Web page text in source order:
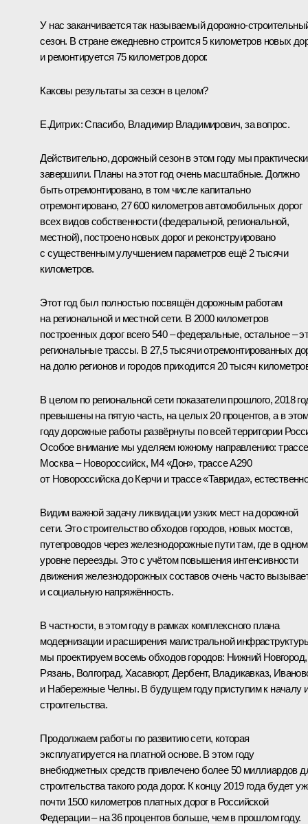
У нас заканчивается так называемый дорожно-
сезон. В стране ежедневно строится 5 километров новых
и ремонтируется 75 километров дорог.
Каковы результаты за сезон в целом?
Е.Дитрих:Спасибо, Владимир Владимирович, за вопрос.
Действительно, дорожный сезон в этом году мы практически
завершили. Планы на этот год очень масштабные. Должно
быть отремонтировано, в том числе капитально
отремонтировано, 27 600 километров автомобильных дорог
всех видов собственности (федеральной, региональной,
местной), построено новых дорог и реконструировано
с существенным улучшением параметров ещё 2 тысячи
километров.
Этот год был полностью посвящён дорожным работам
на региональной и местной сети. В 2000 километров
построенных дорог всего 540 – федеральные, остальное –
региональные трассы. В 27,5 тысячи отремонтированных
на долю регионов и городов приходится 20 тысяч
В целом по региональной сети показатели прошлого, 2018
превышены на пятую часть, на целых 20 процентов, а в
году дорожные работы развёрнуты по всей территории
Особое внимание мы уделяем южному направлению: трассе
Москва – Новороссийск, М4 «Дон», трассе А290
от Новороссийска до Керчи и трассе «Таврида»,
Видим важной задачу ликвидации узких мест на дорожной
сети. Это строительство обходов городов, новых мостов,
путепроводов через железнодорожные пути там, где в одном
уровне переезды. Это с учётом повышения интенсивности
движения железнодорожных составов очень часто
и социальную напряжённость.
В частности, в этом году в рамках комплексного плана
модернизации и расширения магистральной
мы проектируем восемь обходов городов: Нижний Новгород,
Рязань, Волгоград, Хасавюрт, Дербент, Владикавказ,
и Набережные Челны. В будущем году приступим к началу
строительства.
Продолжаем работы по развитию сети, которая
эксплуатируется на платной основе. В этом году
внебюджетных средств привлечено более 50 миллиардов
строительства такого рода дорог. К концу 2019 года будет
почти 1500 километров платных дорог в Российской
Федерации – на 36 процентов больше, чем в прошлом году.